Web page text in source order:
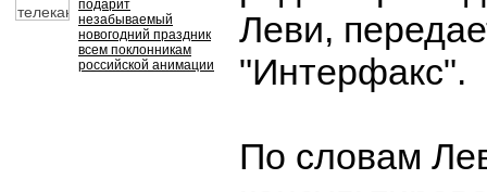
подарит
незабываемый
новогодний праздник
всем поклонникам
российской анимации
Леви,
"Интерфакс".
По словам